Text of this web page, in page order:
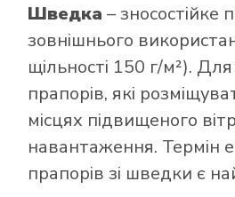
Шведка – зносостійке
зовнішнього
щільності 150 г/м²).
прапорів, які
місцях підвищеного
навантаження. Термін
прапорів зі шведки є